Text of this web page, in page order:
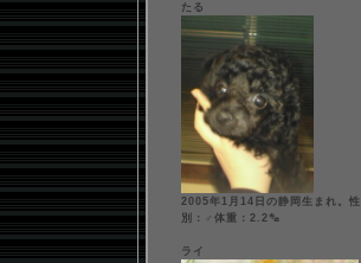
たる
2005年1月14日の静岡生まれ。性
別：♂体重：2.2㌔
ライ